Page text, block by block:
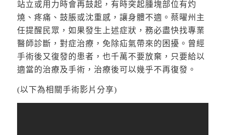
站立或用力時會再鼓起，有時突起腫塊部位有灼
燒、疼痛、鼓脹或沈重感，讓身體不適。蔡曜州主
任提醒民眾，如果發生上述症狀，務必盡快找專業
醫師診斷，對症治療，免除疝氣帶來的困擾。曾經
手術後又復發的患者，也千萬不要放棄，只要給以
適當的治療及手術，治療後可以幾乎不再復發。
(以下為相關手術影片分享)